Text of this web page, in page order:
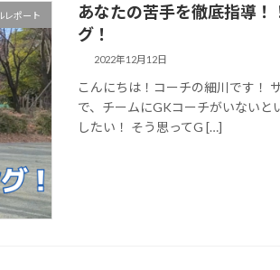
レポート
あなたの苦手を徹底指導！
グ！
2022年12月12日
こんにちは！コーチの細川です！
で、チームにGKコーチがいない
したい！ そう思ってG […]